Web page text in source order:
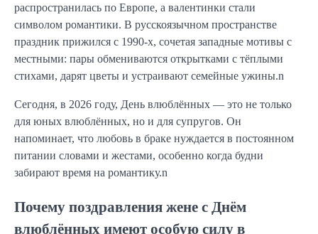
распространилась по Европе, а валентинки стали
символом романтики. В русскоязычном пространстве
праздник прижился с 1990-х, сочетая западные мотивы с
местными: пары обмениваются открытками с тёплыми
стихами, дарят цветы и устраивают семейные ужины.n
Сегодня, в 2026 году, День влюблённых — это не только
для юных влюблённых, но и для супругов. Он
напоминает, что любовь в браке нуждается в постоянном
питании словами и жестами, особенно когда будни
забирают время на романтику.n
Почему поздравления жене с Днём
влюблённых имеют особую силу в